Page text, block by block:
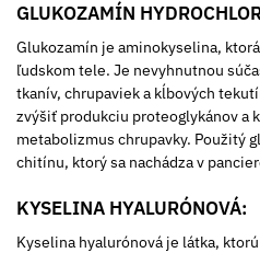
GLUKOZAMÍN
Glukozamín je aminokyselina,
ľudskom tele. Je nevyhnutnou
tkanív, chrupaviek a kĺbových
zvýšiť produkciu proteoglykánov a
metabolizmus chrupavky. Použitý
chitínu, ktorý sa nachádza v
KYSELINA HYALURÓNOVÁ:
Kyselina hyalurónová je látka,